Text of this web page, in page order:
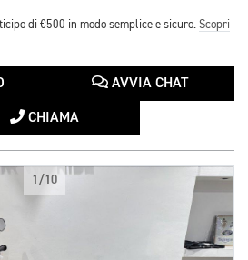
di €500 in modo semplice e sicuro. Scopri
AVVIA CHAT
CHIAMA
1/10